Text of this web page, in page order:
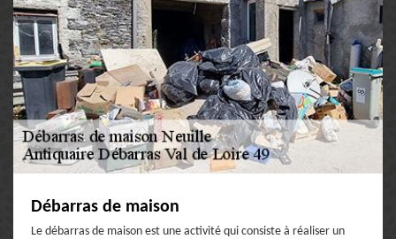
Débarras de maison
Le débarras de maison est une activité qui consiste à réaliser un